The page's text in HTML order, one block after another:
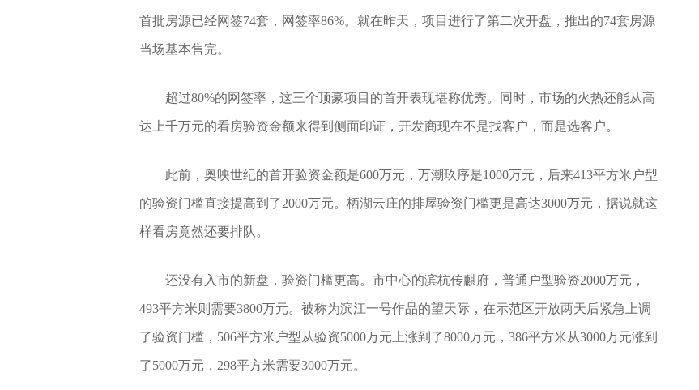
首批房源已经网签74套，网签率86%。就在昨天，项目进行了第二次开盘，推出的74套房源
当场基本售完。
超过80%的网签率，这三个顶豪项目的首开表现堪称优秀。同时，市场的火热还能从高
达上千万元的看房验资金额来得到侧面印证，开发商现在不是找客户，而是选客户。
此前，奥映世纪的首开验资金额是600万元，万潮玖序是1000万元，后来413平方米户型
的验资门槛直接提高到了2000万元。栖湖云庄的排屋验资门槛更是高达3000万元，据说就这
样看房竟然还要排队。
还没有入市的新盘，验资门槛更高。市中心的滨杭传麒府，普通户型验资2000万元，
493平方米则需要3800万元。被称为滨江一号作品的望天际，在示范区开放两天后紧急上调
了验资门槛，506平方米户型从验资5000万元上涨到了8000万元，386平方米从3000万元涨到
了5000万元，298平方米需要3000万元。